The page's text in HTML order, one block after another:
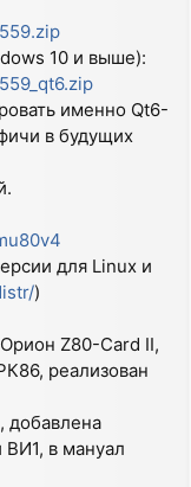
10 и выше):
именно Qt6-
в будущих
для Linux и
)
Z80-Card II,
реализован
добавлена
в мануал